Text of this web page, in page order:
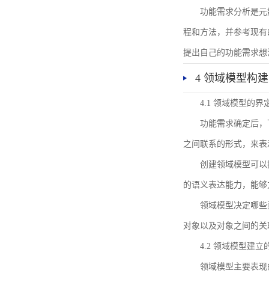
功能需求分析是
程和方法，并参考现
提出自己的功能需求
4 领域模型构建
4.1 领域模型的界
功能需求确定后
之间联系的形式，来
创建领域模型可
的语义表达能力，能
领域模型决定哪
对象以及对象之间的
4.2 领域模型建立
领域模型主要表